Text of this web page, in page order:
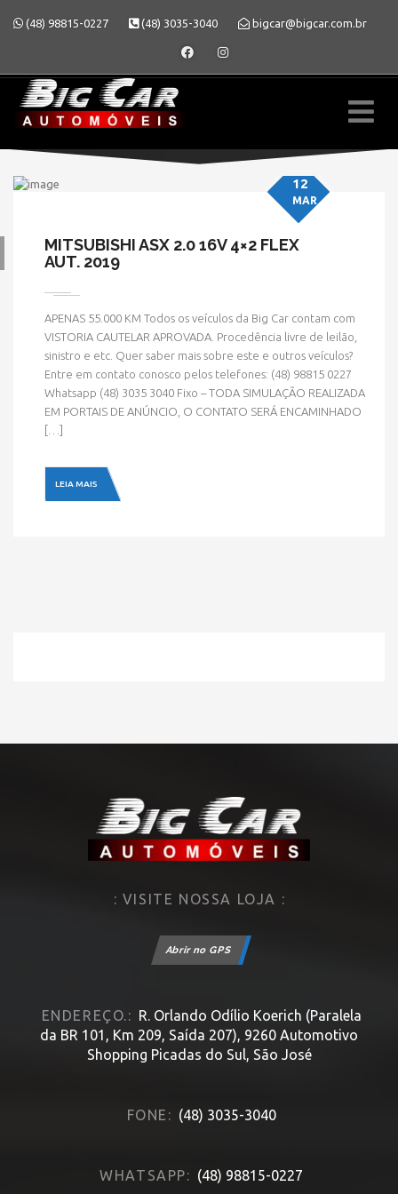
(48) 98815-0227 (48) 3035-3040 bigcar@bigcar.com.br
» MODELO » ASX
HOME » MODELO » ASX
MITSUBISHI ASX 2.0 16V 4×2 FLEX
AUT. 2019
12
MAR
APENAS 55.000 KM Todos os veículos da Big Car contam com
VISTORIA CAUTELAR APROVADA. Procedência livre de leilão,
sinistro e etc. Quer saber mais sobre este e outros veículos?
Entre em contato conosco pelos telefones: (48) 98815 0227
Whatsapp (48) 3035 3040 Fixo – TODA SIMULAÇÃO REALIZADA
EM PORTAIS DE ANÚNCIO, O CONTATO SERÁ ENCAMINHADO
LEIA MAIS
: VISITE NOSSA LOJA :
Abrir no GPS
ENDEREÇO.: R. Orlando Odílio Koerich (Paralela
da BR 101, Km 209, Saída 207), 9260 Automotivo
Shopping Picadas do Sul, São José
FONE: (48) 3035-3040
WHATSAPP: (48) 98815-0227